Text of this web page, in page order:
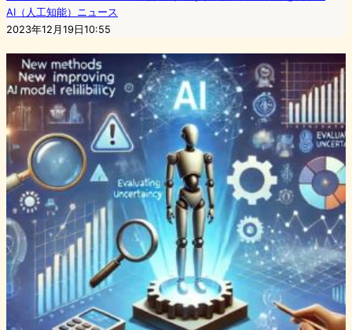
AI（人工知能）ニュース
2023年12月19日10:55